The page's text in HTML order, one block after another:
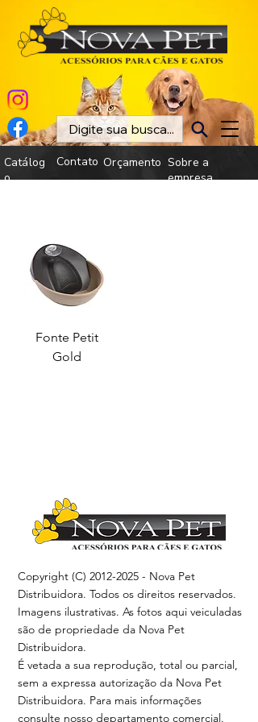
Sobre a
empresa
Orçamento
Contato
Catálog
o
Fonte Petit
Gold
Copyright (C) 2012-2025 - Nova Pet
Distribuidora. Todos os direitos reservados.
Imagens ilustrativas. As fotos aqui veiculadas
são de propriedade da Nova Pet
Distribuidora.
É vetada a sua reprodução, total ou parcial,
sem a expressa autorização da Nova Pet
Distribuidora. Para mais informações
consulte nosso departamento comercial.